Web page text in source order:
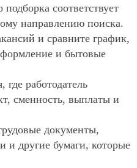
соответствует
направлению поиска.
и сравните график,
и бытовые
работодатель
сменность, выплаты и
документы,
и другие бумаги, которые